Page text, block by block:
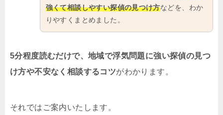
強くて相談しやすい探偵の見つけ方などを、わか
りやすくまとめました。
5分程度読むだけで、地域で浮気問題に強い探偵の見つ
け方や不安なく相談するコツがわかります。
それではご案内いたします。